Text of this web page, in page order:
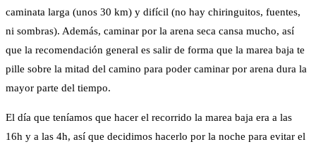
caminata larga (unos 30 km) y difícil (no hay chiringuitos, fuentes,
ni sombras). Además, caminar por la arena seca cansa mucho, así
que la recomendación general es salir de forma que la marea baja te
pille sobre la mitad del camino para poder caminar por arena dura la
mayor parte del tiempo.
El día que teníamos que hacer el recorrido la marea baja era a las
16h y a las 4h, así que decidimos hacerlo por la noche para evitar el